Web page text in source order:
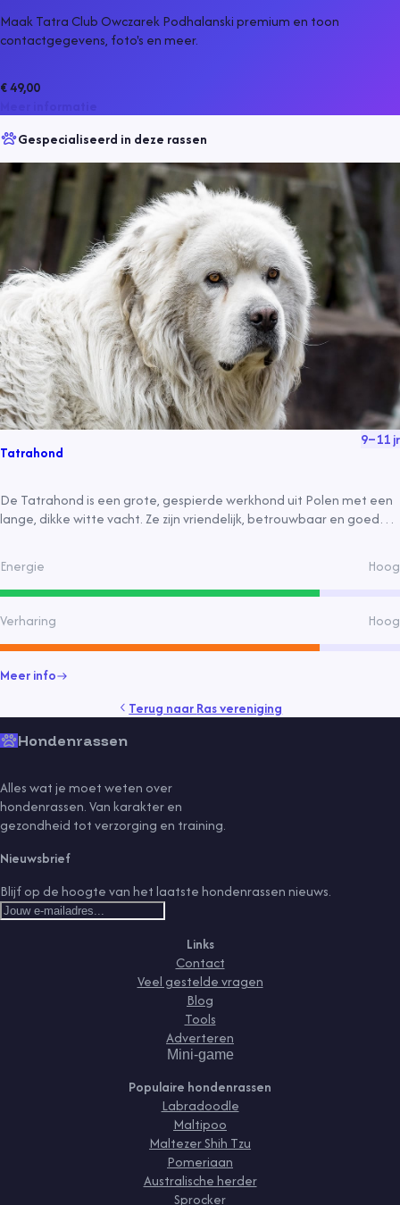
Maak Tatra Club Owczarek Podhalanski premium en toon
contactgegevens, foto's en meer.
€ 49,00
Gespecialiseerd in deze rassen
Tatrahond
9–11jr
De Tatrahond is een grote, gespierde werkhond uit Polen met een
lange, dikke witte vacht. Ze zijn vriendelijk, betrouwbaar en goed
Energie Hoog
Verharing Hoog
Meer info
Terug naarRas vereniging
Hondenrassen
Alles wat je moet weten over
hondenrassen. Van karakter en
gezondheid tot verzorging en training.
Nieuwsbrief
Blijf op de hoogte van het laatste hondenrassen nieuws.
Links
Contact
Veel gestelde vragen
Blog
Tools
Adverteren
Mini-game
Populaire hondenrassen
Labradoodle
Maltipoo
Maltezer Shih Tzu
Pomeriaan
Australische herder
Sprocker